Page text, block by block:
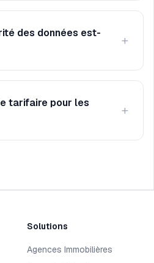
des données est-
+
tarifaire pour les
+
Solutions
Agences Immobilières